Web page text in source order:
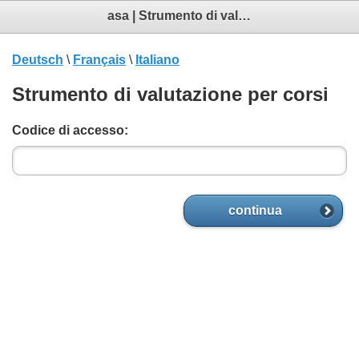
asa | Strumento di valutazione
Deutsch \ Français \ Italiano
Strumento di valutazione per corsi
Codice di accesso:
continua